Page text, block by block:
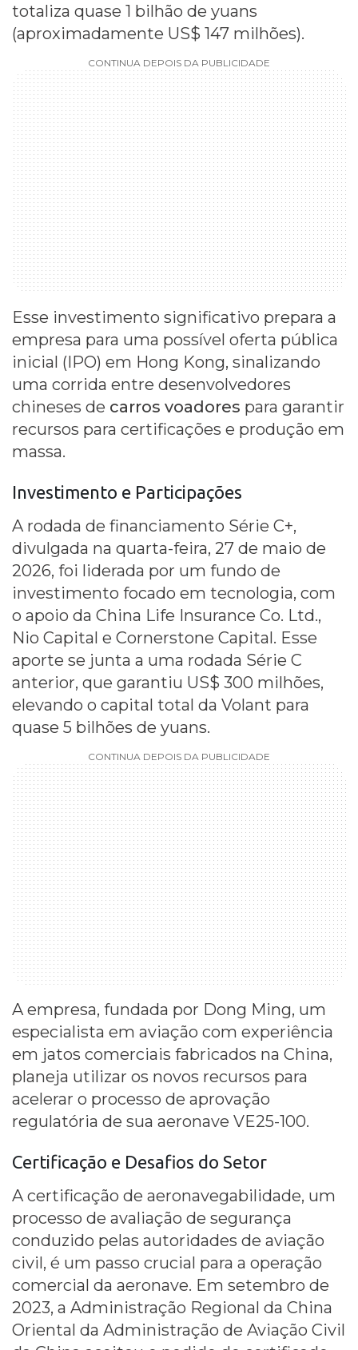
totaliza quase 1 bilhão de yuans
(aproximadamente US$ 147 milhões).
CONTINUA DEPOIS DA PUBLICIDADE
Esse investimento significativo prepara a
empresa para uma possível oferta pública
inicial (IPO) em Hong Kong, sinalizando
uma corrida entre desenvolvedores
chineses de carros voadores para garantir
recursos para certificações e produção em
massa.
Investimento e Participações
A rodada de financiamento Série C+,
divulgada na quarta-feira, 27 de maio de
2026, foi liderada por um fundo de
investimento focado em tecnologia, com
o apoio da China Life Insurance Co. Ltd.,
Nio Capital e Cornerstone Capital. Esse
aporte se junta a uma rodada Série C
anterior, que garantiu US$ 300 milhões,
elevando o capital total da Volant para
quase 5 bilhões de yuans.
CONTINUA DEPOIS DA PUBLICIDADE
A empresa, fundada por Dong Ming, um
especialista em aviação com experiência
em jatos comerciais fabricados na China,
planeja utilizar os novos recursos para
acelerar o processo de aprovação
regulatória de sua aeronave VE25-100.
Certificação e Desafios do Setor
A certificação de aeronavegabilidade, um
processo de avaliação de segurança
conduzido pelas autoridades de aviação
civil, é um passo crucial para a operação
comercial da aeronave. Em setembro de
2023, a Administração Regional da China
Oriental da Administração de Aviação Civil